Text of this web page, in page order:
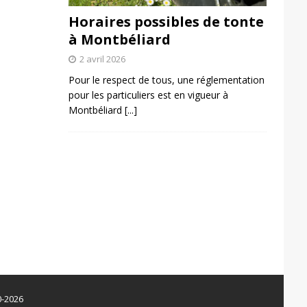
Horaires possibles de tonte
à Montbéliard
2 avril 2026
Pour le respect de tous, une réglementation
pour les particuliers est en vigueur à
Montbéliard [...]
2026